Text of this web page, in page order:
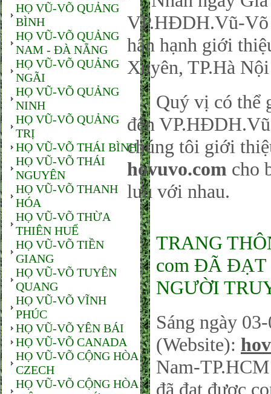
HỌ VŨ-VÕ QUẢNG
BÌNH
HỌ VŨ-VÕ QUẢNG
NAM - ĐÀ NẴNG
HỌ VŨ-VÕ QUẢNG
NGÃI
HỌ VŨ-VÕ QUẢNG
NINH
HỌ VŨ-VÕ QUẢNG
TRỊ
HỌ VŨ-VÕ THÁI BÌNH
HỌ VŨ-VÕ THÁI
NGUYÊN
HỌ VŨ-VÕ THANH
HÓA
HỌ VŨ-VÕ THỪA
THIÊN HUẾ
HỌ VŨ-VÕ TIỀN
GIANG
HỌ VŨ-VÕ TUYÊN
QUANG
HỌ VŨ-VÕ VĨNH
PHÚC
HỌ VŨ-VÕ YÊN BÁI
HỌ VŨ-VÕ CANADA
HỌ VŨ-VÕ CỘNG HÒA
CZECH
HỌ VŨ-VÕ CỘNG HÒA
VP.HĐDH.Vũ-Võ
hân hạnh giới
Xuyên, TP.Hà
Quý vị có thể
đến
chúng tôi giới
hovuvo.com cho
lưu với nhau.
TRANG
com ĐÃ ĐẠT
NGƯỜI
Sáng ngày
(Website):
Nam-
đã đạt được